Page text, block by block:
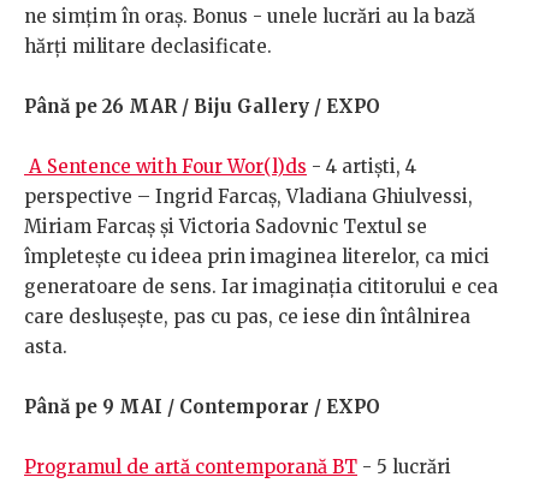
ne simțim în oraș. Bonus - unele lucrări au la bază
hărți militare declasificate.
Până pe 26 MAR / Biju Gallery / EXPO
A Sentence with Four Wor(l)ds - 4 artiști, 4
perspective – Ingrid Farcaș, Vladiana Ghiulvessi,
Miriam Farcaș și Victoria Sadovnic Textul se
împletește cu ideea prin imaginea literelor, ca mici
generatoare de sens. Iar imaginația cititorului e cea
care deslușește, pas cu pas, ce iese din întâlnirea
asta.
Până pe 9 MAI / Contemporar / EXPO
Programul de artă contemporană BT - 5 lucrări